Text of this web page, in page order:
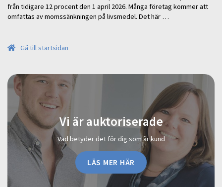
från tidigare 12 procent den 1 april 2026. Många företag kommer att
omfattas av momssänkningen på livsmedel. Det här …
Gå till startsidan
Vi är auktoriserade
Vad betyder det för dig som är kund
LÄS MER HÄR